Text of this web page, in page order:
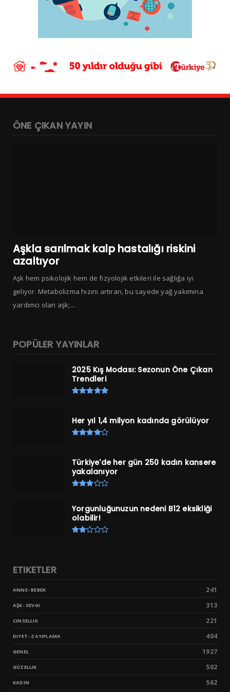
ÖNE ÇIKAN YAYIN
Aşkla sarılmak kalp hastalığı riskini
azaltıyor
Aşk hem psikolojik hem de fizyolojik etkileri ile sağlığa iyi
geliyor. Metabolizma hızını artıran, bu sayede yağ yakımına
yardımcı olan aşk;...
POPÜLER YAYINLAR
2025 Kış Modası: Sezonun Öne Çıkan
Trendleri
Her yıl 1,4 milyon kadında görülüyor
Türkiye'de her gün 250 kadın kansere
yakalanıyor
Yorgunluğunuzun nedeni B12 eksikliği
olabilir!
ETIKETLER
ANNE- BEBEK 241
AŞK- SEVGI 313
CINSELLIK 221
DIYET- ZAYIFLAMA 404
GENEL 1927
GÜZELLIK 502
KADIN 562